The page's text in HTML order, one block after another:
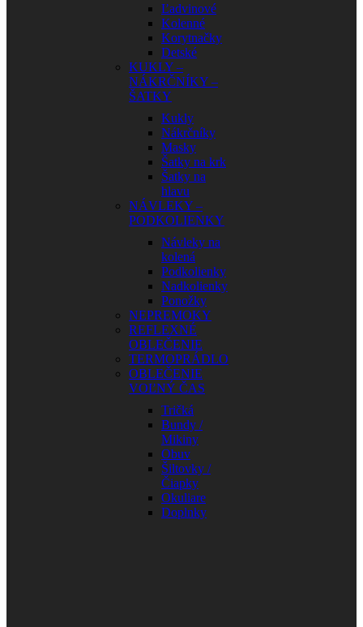
Ľadvinové
Kolenné
Korytnačky
Detské
KUKLY –
NÁKRČNÍKY –
ŠATKY
Kukly
Nákrčníky
Masky
Šatky na krk
Šatky na
hlavu
NÁVLEKY –
PODKOLIENKY
Návleky na
kolená
Podkolienky
Nadkolienky
Ponožky
NEPREMOKY
REFLEXNÉ
OBLEČENIE
TERMOPRÁDLO
OBLEČENIE
VOĽNÝ ČAS
Tričká
Bundy /
Mikiny
Obuv
Šiltovky /
Čiapky
Okuliare
Doplnky